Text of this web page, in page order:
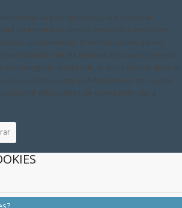
propias y de terceros, para recopilar
de mejorar nuestros servicios y mostrarle
sus preferencias. Si continua navegando,
instalación de las mismas. El usuario tiene la
su navegador pudiendo, si así lo desea, impedir
disco duro, aunque deberá tener en cuenta
dificultades de navegación de la